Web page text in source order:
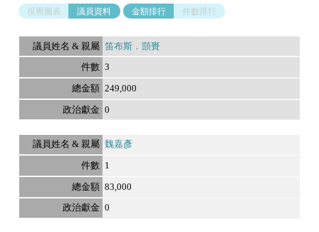
視覺圖表 議員資料 金額排行 件數排行
笛布斯．顗賚
3
249,000
0
魏嘉彥
1
83,000
0